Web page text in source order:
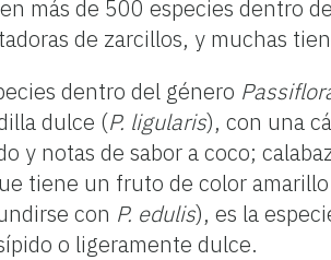
más de 500 especies dentro
de zarcillos, y muchas
dentro del género
dulce (P. ligularis), con una
y notas de sabor a coco;
tiene un fruto de color
con P. edulis), es la
o ligeramente dulce.